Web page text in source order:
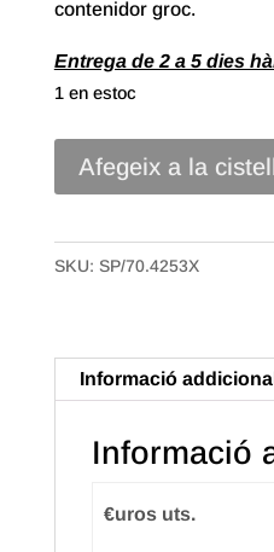
contenidor groc.
Entrega de 2 a 5 dies
1 en estoc
quantitat
reciclat
42x53
Paquet
Afegeix a la
SKU: SP/70.4253X
Informació
Informació
€uros uts.